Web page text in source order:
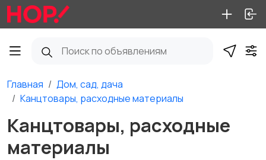
Главная
Дом, сад, дача
Канцтовары, расходные материалы
Канцтовары, расходные
материалы